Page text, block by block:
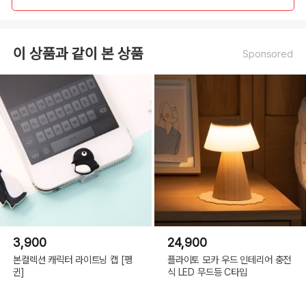
이 상품과 같이 본 상품 Sponsored
3,900
본컬렉션 캐릭터 라이트닝 캡 [펭
귄]
24,900
플라이토 모카 우드 인테리어 충전
식 LED 무드등 C타입